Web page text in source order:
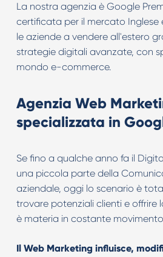
La nostra agenzia è Google
certificata per il mercato Inglese
le aziende a vendere all'estero
strategie digitali avanzate, con
mondo e-commerce.
Agenzia Web
specializzata in
Se fino a qualche anno fa il
una piccola parte della
aziendale, oggi lo scenario è
trovare potenziali clienti e offrire
è materia in costante
Il Web Marketing influisce,